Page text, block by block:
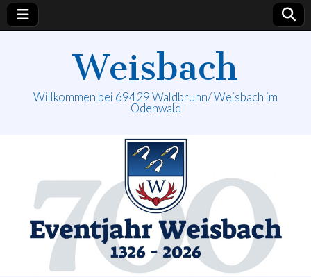
Weisbach
Willkommen bei 69429 Waldbrunn/ Weisbach im
Odenwald